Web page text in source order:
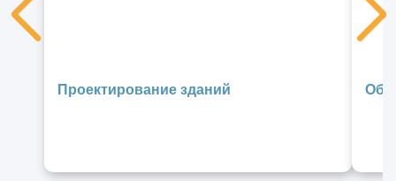
Проектирование зданий